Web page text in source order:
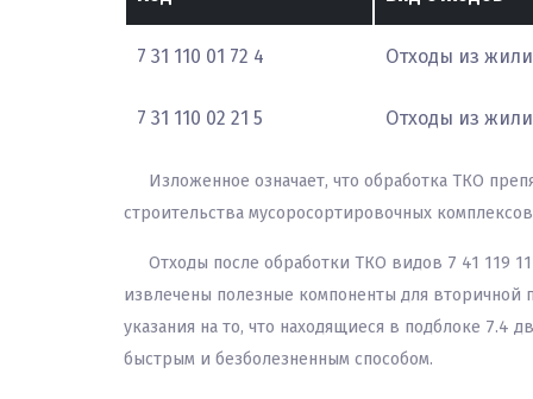
7 31 110 01 72 4 Отходы из
7 31 110 02 21 5 Отходы из
Изложенное означает, что обработка ТКО
строительства мусоросортировочных
Отходы после обработки ТКО видов 7 41 119
извлечены полезные компоненты для
указания на то, что находящиеся в подблоке 7.4
быстрым и безболезненным способом.